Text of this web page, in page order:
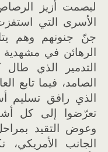
ليصمت أزيز
الأسرى التي
جنّ جنونهم وهم
التدمير الذي
الصامد، فيما تابع
الذي رافق تسليم
تعرّضوا إلى كل
وعوض التقيد
الجانب الأمريكي،